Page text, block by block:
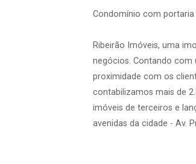
Condomínio com portaria
Ribeirão Imóveis, uma
negócios. Contando com
proximidade com os
contabilizamos mais de
imóveis de terceiros e
avenidas da cidade - Av.